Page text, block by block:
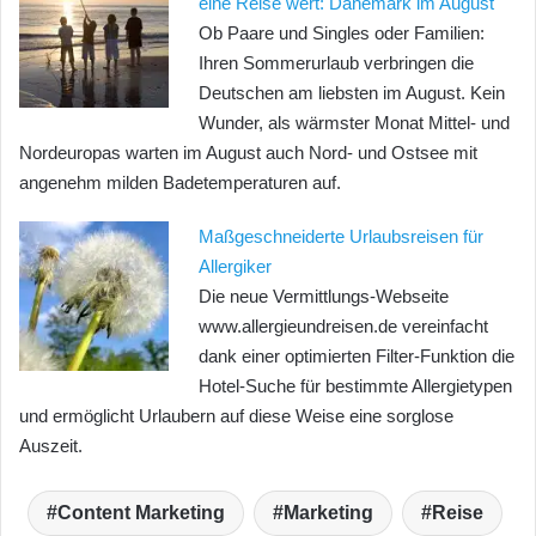
Ob Paare und Singles oder Familien:
Ihren Sommerurlaub verbringen die
Deutschen am liebsten im August. Kein
Wunder, als wärmster Monat Mittel- und
Nordeuropas warten im August auch Nord- und Ostsee mit
angenehm milden Badetemperaturen auf.
Maßgeschneiderte Urlaubsreisen für
Allergiker
Die neue Vermittlungs-Webseite
www.allergieundreisen.de vereinfacht
dank einer optimierten Filter-Funktion die
Hotel-Suche für bestimmte Allergietypen
und ermöglicht Urlaubern auf diese Weise eine sorglose
Auszeit.
Content Marketing Marketing Reise